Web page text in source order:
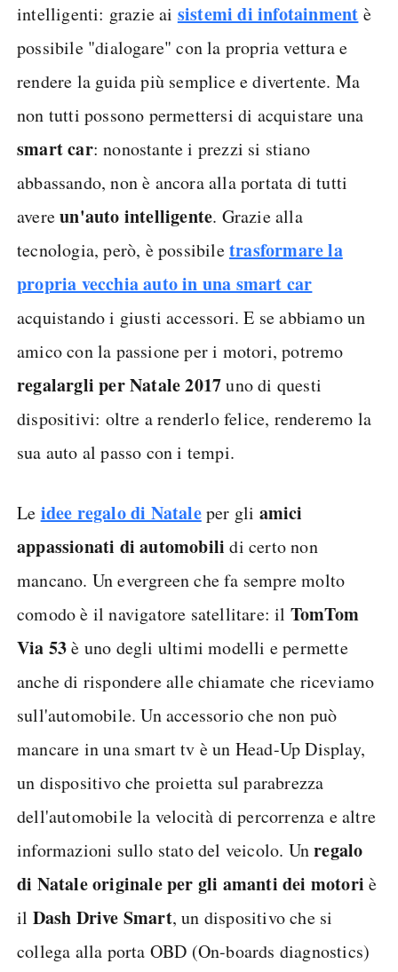
intelligenti: grazie ai sistemi di infotainment è
possibile "dialogare" con la propria vettura e
rendere la guida più semplice e divertente. Ma
non tutti possono permettersi di acquistare una
smart car: nonostante i prezzi si stiano
abbassando, non è ancora alla portata di tutti
avereun'auto intelligente. Grazie alla
tecnologia, però, è possibiletrasformare la
propria vecchia auto in una smart car
acquistando i giusti accessori. E se abbiamo un
amico con la passione per i motori, potremo
regalargli per Natale 2017uno di questi
dispositivi: oltre a renderlo felice, renderemo la
sua auto al passo con i tempi.
Le idee regalo di Nataleper gli amici
appassionati di automobili di certo non
mancano. Un evergreen che fa sempre molto
comodo è il navigatore satellitare: il TomTom
Via 53è uno degli ultimi modelli e permette
anche di rispondere alle chiamate che riceviamo
sull'automobile. Un accessorio che non può
mancare in una smart tv è un Head-Up Display,
un dispositivo che proietta sul parabrezza
dell'automobile la velocità di percorrenza e altre
informazioni sullo stato del veicolo. Unregalo
di Natale originale per gli amanti dei motoriè
il Dash Drive Smart, un dispositivo che si
collega alla porta OBD (On-boards diagnostics)